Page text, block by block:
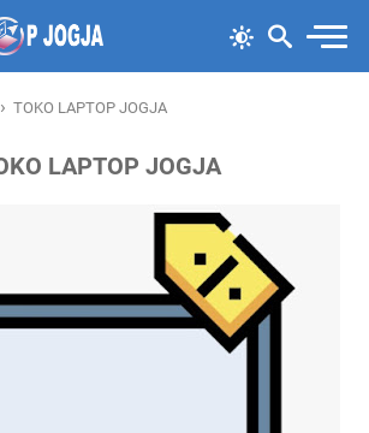
› TOKO LAPTOP JOGJA
LAPTOP JOGJA